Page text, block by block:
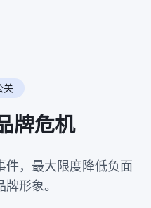
关
牌危机
件，最大限度降低负面
形象。